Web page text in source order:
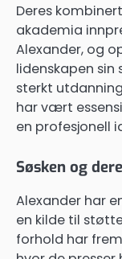
Deres
akademia
Alexander, og
lidenskapen
sterkt
har vært
en profesjonell
Søsken og
Alexander har
en kilde til
forhold har